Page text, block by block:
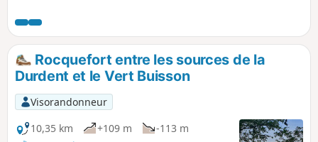
Rocquefort entre les sources de la
Durdent et le Vert Buisson
Visorandonneur
10,35 km
+109 m
-113 m